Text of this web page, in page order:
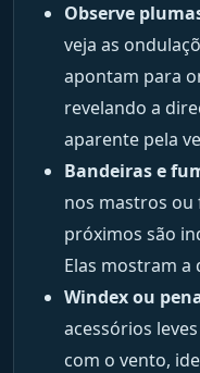
Observe
veja as
apontam para
revelando a
aparente pela
Bandeiras e
nos mastros ou
próximos são
Elas mostram a
Windex ou
acessórios
com o vento,